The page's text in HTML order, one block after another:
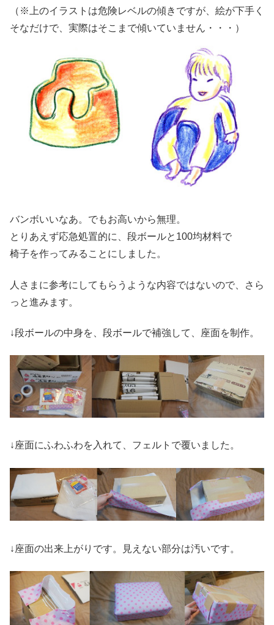
（※上のイラストは危険レベルの傾きですが、絵が下手く
そなだけで、実際はそこまで傾いていません・・・）
バンボいいなあ。でもお高いから無理。
とりあえず応急処置的に、段ボールと100均材料で
椅子を作ってみることにしました。
人さまに参考にしてもらうような内容ではないので、さら
っと進みます。
↓段ボールの中身を、段ボールで補強して、座面を制作。
↓座面にふわふわを入れて、フェルトで覆いました。
↓座面の出来上がりです。見えない部分は汚いです。